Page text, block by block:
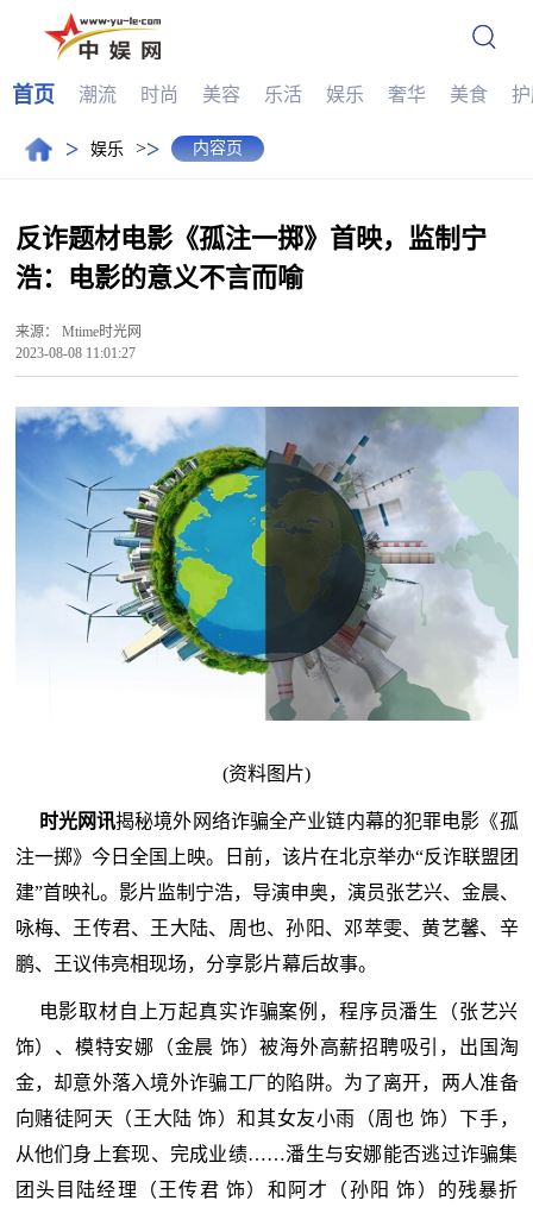
首页 潮流 时尚 美容 乐活 娱乐 奢华 美食
> 娱乐 >> 内容页
反诈题材电影《孤注一掷》首映，监制宁
浩：电影的意义不言而喻
来源： Mtime时光网
2023-08-08 11:01:27
(资料图片)
时光网讯揭秘境外网络诈骗全产业链内幕的犯罪电影《孤
注一掷》今日全国上映。日前，该片在北京举办“反诈联盟团
建”首映礼。影片监制宁浩，导演申奥，演员张艺兴、金晨、
咏梅、王传君、王大陆、周也、孙阳、邓萃雯、黄艺馨、辛
鹏、王议伟亮相现场，分享影片幕后故事。
电影取材自上万起真实诈骗案例，程序员潘生（张艺兴
饰）、模特安娜（金晨 饰）被海外高薪招聘吸引，出国淘
金，却意外落入境外诈骗工厂的陷阱。为了离开，两人准备
向赌徒阿天（王大陆 饰）和其女友小雨（周也 饰）下手，
从他们身上套现、完成业绩……潘生与安娜能否逃过诈骗集
团头目陆经理（王传君 饰）和阿才（孙阳 饰）的残暴折